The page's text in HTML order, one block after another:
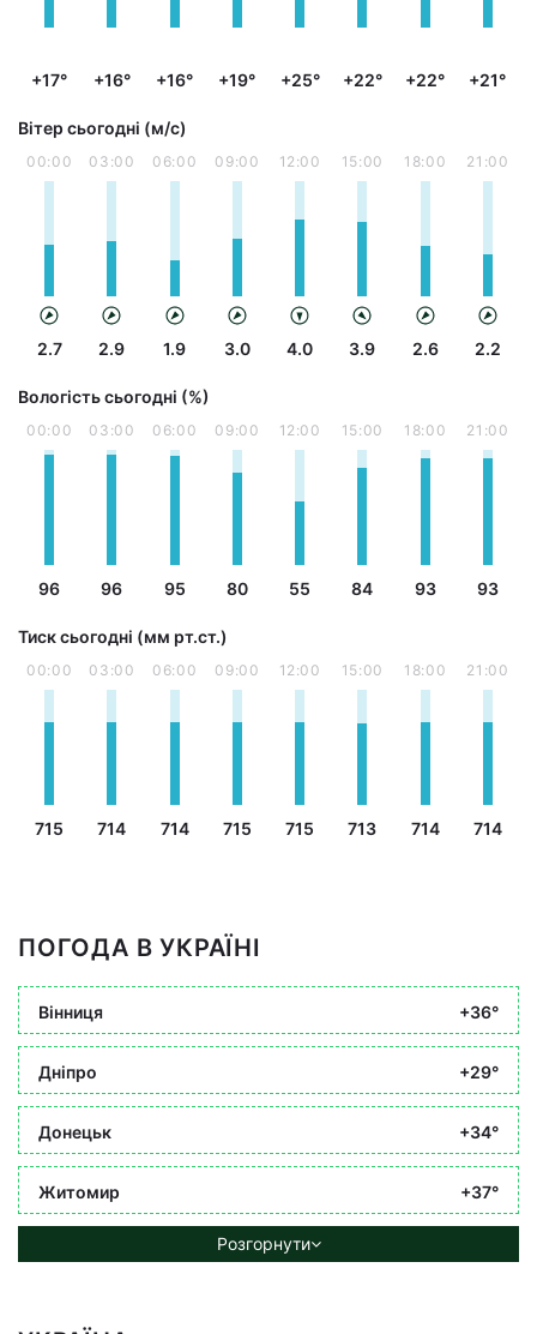
+17° +16° +16° +19° +25° +22° +22° +21°
Вітер сьогодні (м/с)
00:00
2.7
03:00
2.9
06:00
1.9
09:00
3.0
12:00
4.0
15:00
3.9
18:00
2.6
21:00
2.2
Вологість сьогодні (%)
00:00
96
03:00
96
06:00
95
09:00
80
12:00
55
15:00
84
18:00
93
21:00
93
Тиск сьогодні (мм рт.ст.)
00:00
715
03:00
714
06:00
714
09:00
715
12:00
715
15:00
713
18:00
714
21:00
714
ПОГОДА В УКРАЇНІ
Вінниця +36°
Дніпро +29°
Донецьк +34°
Житомир +37°
Розгорнути